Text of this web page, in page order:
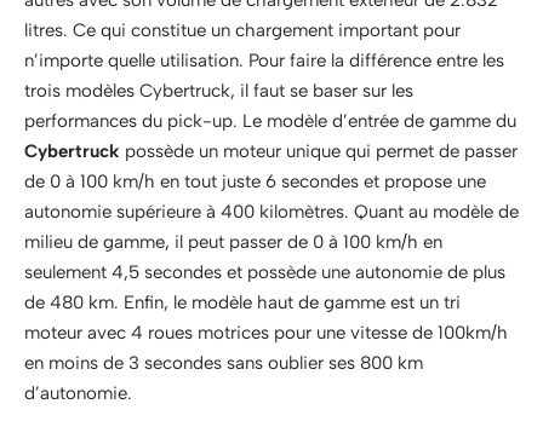
litres. Ce qui constitue un chargement important pour
n’importe quelle utilisation. Pour faire la différence entre les
trois modèles Cybertruck, il faut se baser sur les
performances du pick-up. Le modèle d’entrée de gamme du
Cybertruck possède un moteur unique qui permet de passer
de 0 à 100 km/h en tout juste 6 secondes et propose une
autonomie supérieure à 400 kilomètres. Quant au modèle de
milieu de gamme, il peut passer de 0 à 100 km/h en
seulement 4,5 secondes et possède une autonomie de plus
de 480 km. Enfin, le modèle haut de gamme est un tri
moteur avec 4 roues motrices pour une vitesse de 100km/h
en moins de 3 secondes sans oublier ses 800 km
d’autonomie.